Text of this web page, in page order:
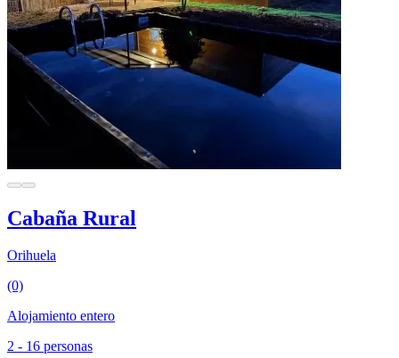
Cabaña Rural
Orihuela
(0)
Alojamiento entero
2 - 16 personas